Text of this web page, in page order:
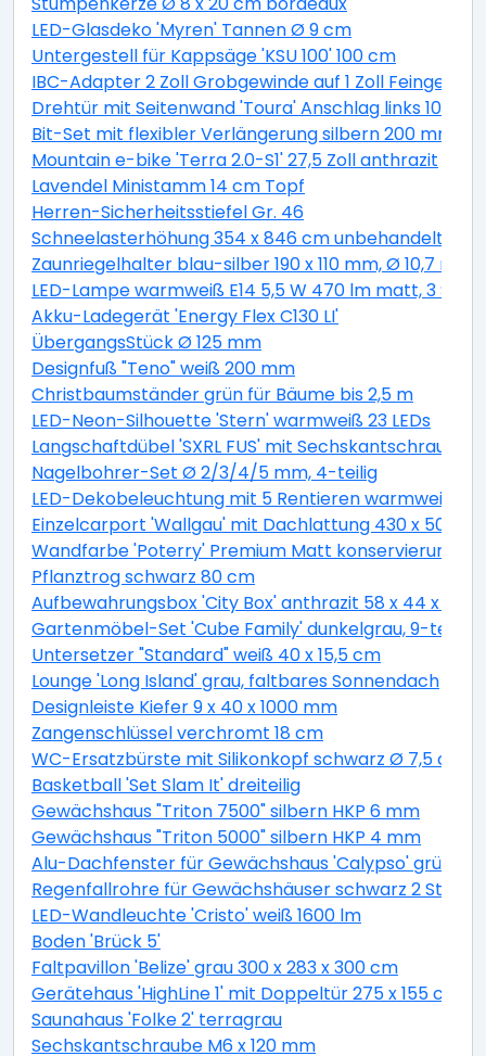
LED-Glasdeko 'Myren' Tannen Ø 9 cm
Untergestell für Kappsäge 'KSU 100' 100 cm
IBC-Adapter 2 Zoll Grobgewinde auf 1 Zoll
Drehtür mit Seitenwand 'Toura' Anschlag links 100 x
Bit-Set mit flexibler Verlängerung silbern 200 mm 11-
Mountain e-bike 'Terra 2.0-S1' 27,5 Zoll anthrazit
Lavendel Ministamm 14 cm Topf
Herren-Sicherheitsstiefel Gr. 46
Schneelasterhöhung 354 x 846 cm unbehandelt 6
Zaunriegelhalter blau-silber 190 x 110 mm, Ø 10,7 mm
LED-Lampe warmweiß E14 5,5 W 470 lm matt, 3
Akku-Ladegerät 'Energy Flex C130 LI'
ÜbergangsStück Ø 125 mm
Designfuß "Teno" weiß 200 mm
Christbaumständer grün für Bäume bis 2,5 m
LED-Neon-Silhouette 'Stern' warmweiß 23 LEDs
Langschaftdübel 'SXRL FUS' mit Sechskantschraube,
Nagelbohrer-Set Ø 2/3/4/5 mm, 4-teilig
LED-Dekobeleuchtung mit 5 Rentieren warmweiß
Einzelcarport 'Wallgau' mit Dachlattung 430 x 500
Wandfarbe 'Poterry' Premium Matt
Pflanztrog schwarz 80 cm
Aufbewahrungsbox 'City Box' anthrazit 58 x 44 x 55
Gartenmöbel-Set 'Cube Family' dunkelgrau, 9-teilig
Untersetzer "Standard" weiß 40 x 15,5 cm
Lounge 'Long Island' grau, faltbares Sonnendach
Designleiste Kiefer 9 x 40 x 1000 mm
Zangenschlüssel verchromt 18 cm
WC-Ersatzbürste mit Silikonkopf schwarz Ø 7,5 cm
Basketball 'Set Slam It' dreiteilig
Gewächshaus "Triton 7500" silbern HKP 6 mm
Gewächshaus "Triton 5000" silbern HKP 4 mm
Alu-Dachfenster für Gewächshaus 'Calypso' grün
Regenfallrohre für Gewächshäuser schwarz 2 Stück
LED-Wandleuchte 'Cristo' weiß 1600 lm
Boden 'Brück 5'
Faltpavillon 'Belize' grau 300 x 283 x 300 cm
Gerätehaus 'HighLine 1' mit Doppeltür 275 x 155 cm
Saunahaus 'Folke 2' terragrau
Sechskantschraube M6 x 120 mm